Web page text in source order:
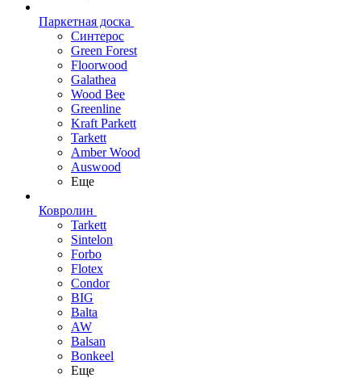
Паркетная доска
Синтерос
Green Forest
Floorwood
Galathea
Wood Bee
Greenline
Kraft Parkett
Tarkett
Amber Wood
Auswood
Еще
Ковролин
Tarkett
Sintelon
Forbo
Flotex
Condor
BIG
Balta
AW
Balsan
Bonkeel
Еще